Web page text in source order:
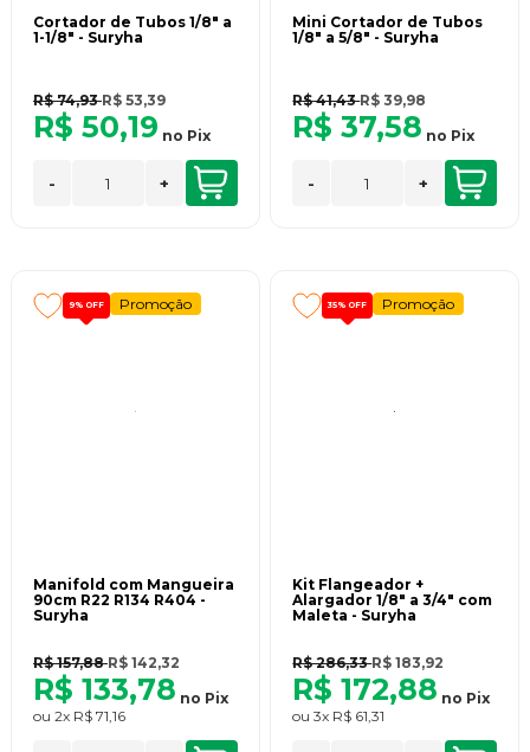
Cortador de Tubos 1/8" a
1-1/8" - Suryha
R$ 74,93R$ 53,39
R$ 50,19 no Pix
- +
Mini Cortador de Tubos
1/8" a 5/8" - Suryha
R$ 41,43R$ 39,98
R$ 37,58 no Pix
- +
9% OFF Promoção
Manifold com Mangueira
90cm R22 R134 R404 -
Suryha
R$ 157,88R$ 142,32
R$ 133,78 no Pix
ou 2x R$ 71,16
35% OFF Promoção
Kit Flangeador +
Alargador 1/8" a 3/4" com
Maleta - Suryha
R$ 286,33R$ 183,92
R$ 172,88 no Pix
ou 3x R$ 61,31